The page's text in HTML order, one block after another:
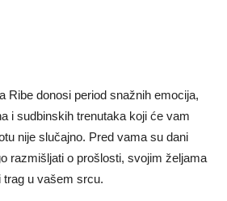
Ribe donosi period snažnih emocija,
i sudbinskih trenutaka koji će vam
nije slučajno. Pred vama su dani
razmišljati o prošlosti, svojim željama
trag u vašem srcu.